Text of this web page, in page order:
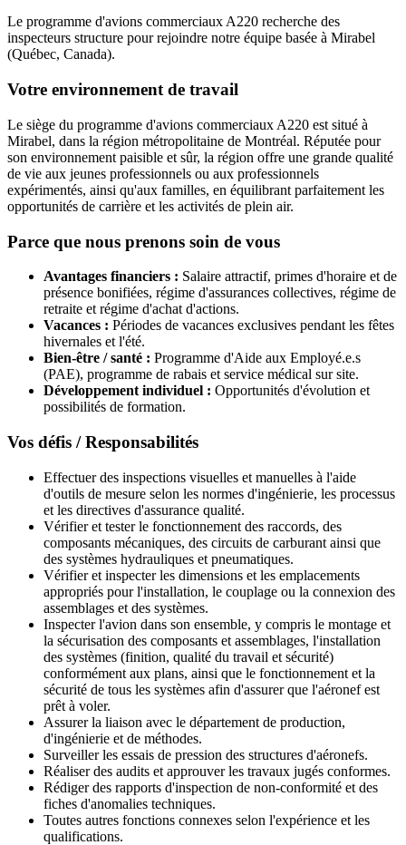
Le programme d'avions commerciaux A220 recherche des
inspecteurs structure pour rejoindre notre équipe basée à Mirabel
(Québec, Canada).
Votre environnement de travail
Le siège du programme d'avions commerciaux A220 est situé à
Mirabel, dans la région métropolitaine de Montréal. Réputée pour
son environnement paisible et sûr, la région offre une grande qualité
de vie aux jeunes professionnels ou aux professionnels
expérimentés, ainsi qu'aux familles, en équilibrant parfaitement les
opportunités de carrière et les activités de plein air.
Parce que nous prenons soin de vous
Avantages financiers : Salaire attractif, primes d'horaire et de
présence bonifiées, régime d'assurances collectives, régime de
retraite et régime d'achat d'actions.
Vacances : Périodes de vacances exclusives pendant les fêtes
hivernales et l'été.
Bien-être / santé : Programme d'Aide aux Employé.e.s
(PAE), programme de rabais et service médical sur site.
Développement individuel : Opportunités d'évolution et
possibilités de formation.
Vos défis / Responsabilités
Effectuer des inspections visuelles et manuelles à l'aide
d'outils de mesure selon les normes d'ingénierie, les processus
et les directives d'assurance qualité.
Vérifier et tester le fonctionnement des raccords, des
composants mécaniques, des circuits de carburant ainsi que
des systèmes hydrauliques et pneumatiques.
Vérifier et inspecter les dimensions et les emplacements
appropriés pour l'installation, le couplage ou la connexion des
assemblages et des systèmes.
Inspecter l'avion dans son ensemble, y compris le montage et
la sécurisation des composants et assemblages, l'installation
des systèmes (finition, qualité du travail et sécurité)
conformément aux plans, ainsi que le fonctionnement et la
sécurité de tous les systèmes afin d'assurer que l'aéronef est
prêt à voler.
Assurer la liaison avec le département de production,
d'ingénierie et de méthodes.
Surveiller les essais de pression des structures d'aéronefs.
Réaliser des audits et approuver les travaux jugés conformes.
Rédiger des rapports d'inspection de non-conformité et des
fiches d'anomalies techniques.
Toutes autres fonctions connexes selon l'expérience et les
qualifications.